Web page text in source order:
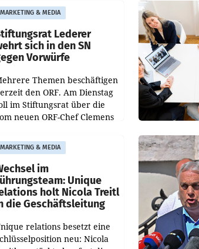
Die
der Bundeskartellanwalt
MARKETING & MEDIA
Lederer
sich in den SN
Vorwürfe
Themen beschäftigen
den ORF. Am Dienstag
im Stiftungsrat über die
neuen ORF-Chef Clemens
für die
abgestimmt
MARKETING & MEDIA
im
Unique
holt Nicola Treitl
die Geschäftsleitung
relations besetzt eine
neu: Nicola